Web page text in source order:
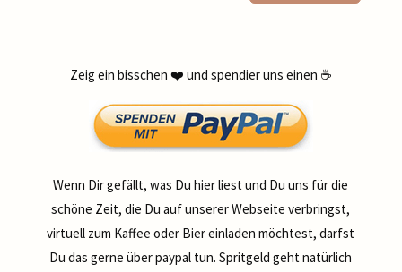
Zeig ein bisschen ❤️ und spendier uns einen ☕
Wenn Dir gefällt, was Du hier liest und Du uns für die
schöne Zeit, die Du auf unserer Webseite verbringst,
virtuell zum Kaffee oder Bier einladen möchtest, darfst
Du das gerne über paypal tun. Spritgeld geht natürlich